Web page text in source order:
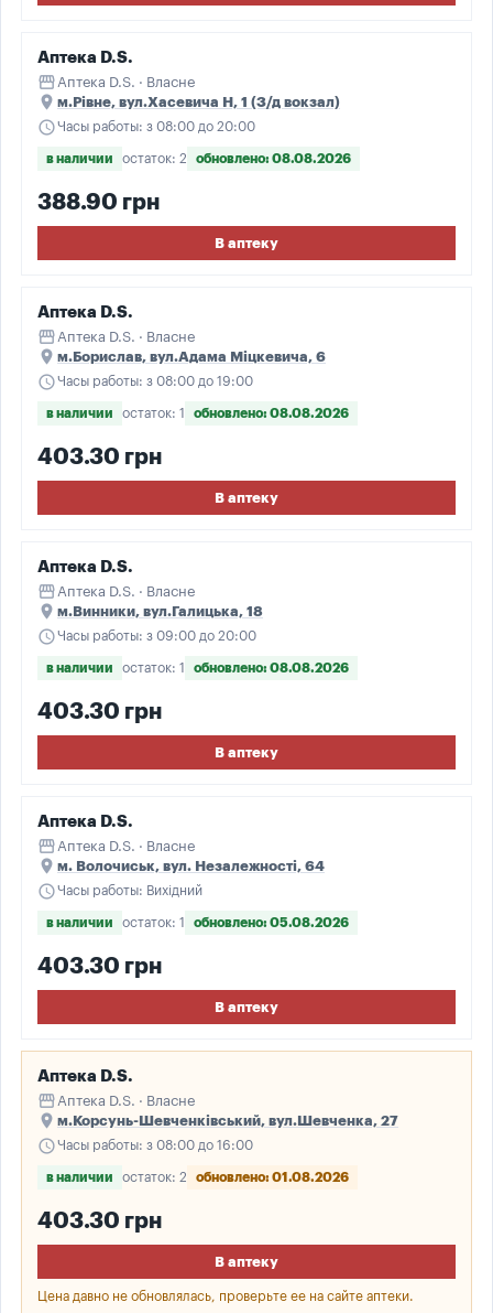
Аптека D.S.
storefront Аптека D.S. · Власне
place м.Рівне, вул.Хасевича Н, 1 (З/д вокзал)
scheduleЧасы работы: з 08:00 до 20:00
в наличии остаток: 2 обновлено: 08.08.2026
388.90 грн
В аптеку
Аптека D.S.
storefront Аптека D.S. · Власне
place м.Борислав, вул.Адама Міцкевича, 6
scheduleЧасы работы: з 08:00 до 19:00
в наличии остаток: 1 обновлено: 08.08.2026
403.30 грн
В аптеку
Аптека D.S.
storefront Аптека D.S. · Власне
place м.Винники, вул.Галицька, 18
scheduleЧасы работы: з 09:00 до 20:00
в наличии остаток: 1 обновлено: 08.08.2026
403.30 грн
В аптеку
Аптека D.S.
storefront Аптека D.S. · Власне
place м. Волочиськ, вул. Незалежності, 64
scheduleЧасы работы: Вихідний
в наличии остаток: 1 обновлено: 05.08.2026
403.30 грн
В аптеку
Аптека D.S.
storefront Аптека D.S. · Власне
place м.Корсунь-Шевченківський, вул.Шевченка, 27
scheduleЧасы работы: з 08:00 до 16:00
в наличии остаток: 2 обновлено: 01.08.2026
403.30 грн
В аптеку
Цена давно не обновлялась, проверьте ее на сайте аптеки.